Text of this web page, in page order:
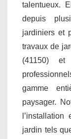
talentueux.
depuis
jardiniers et
travaux de
(41150)
gamme
paysager.
jardin tels